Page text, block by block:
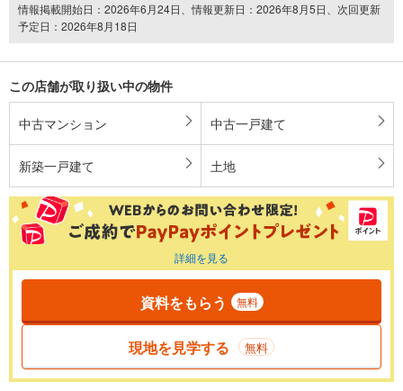
情報掲載開始日：2026年6月24日、情報更新日：2026年8月5日、次回更新
予定日：2026年8月18日
この店舗が取り扱い中の物件
中古マンション 中古一戸建て
新築一戸建て 土地
詳細を見る
資料をもらう 無料
現地を見学する 無料